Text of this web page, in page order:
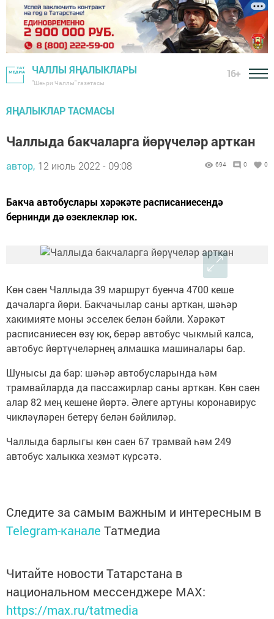
ЧАЛЛЫ ЯҢАЛЫКЛАРЫ
"Шәһри Чаллы" газетасы
16+
ЯҢАЛЫКЛАР ТАСМАСЫ
Чаллыда бакчаларга йөрүчеләр арткан
автор, 12 июль 2022 - 09:08 694 0 0
Бакча автобуслары хәрәкәте расписаниесендә
бернинди дә өзеклекләр юк.
Көн саен Чаллыда 39 маршрут буенча 4700 кеше
дачаларга йөри. Бакчачылар саны арткан, шәһәр
хакимияте моны эсселек белән бәйли. Хәрәкәт
расписаниесен өзү юк, берәр автобус чыкмый калса,
автобус йөртүчеләрнең алмашка машиналары бар.
Шунысы да бар: шәһәр автобусларында һәм
трамвайларда да пассажирлар саны арткан. Көн саен
алар 82 мең кешене йөртә. Әлеге артуны коронавирус
чикләүләрен бетерү белән бәйлиләр.
Чаллыда барлыгы көн саен 67 трамвай һәм 249
автобус халыкка хезмәт күрсәтә.
Следите за самым важным и интересным в
Telegram-канале Татмедиа
Читайте новости Татарстана в
национальном мессенджере MАХ:
https://max.ru/tatmedia